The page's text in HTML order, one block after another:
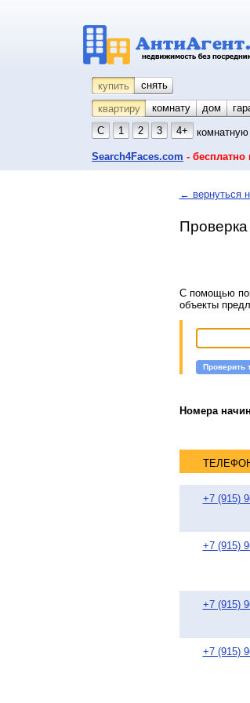
купить снять
квартиру
комнату койко-
дом
С
1 2 3 4+ комнатную
Search4Faces.com - бесплатно
← вернуться
С помощью
объекты
Проверить
Номера
+7 (915)
+7 (915)
+7 (915)
+7 (915)